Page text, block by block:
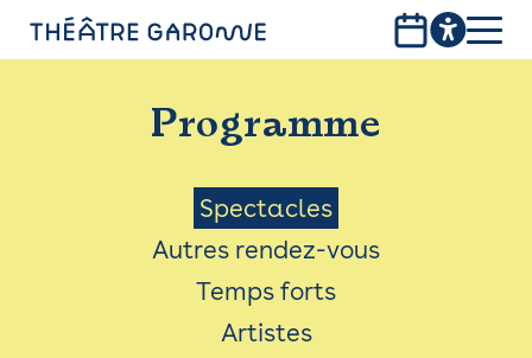
PROGRAMME
INFOS PRATIQUES
AVEC LES PUBLICS
ACCESSIBILITÉ
LES PRODUCTIONS
Programme
Menu
Saison
Spectacles
Autres rendez-vous
Temps forts
Artistes